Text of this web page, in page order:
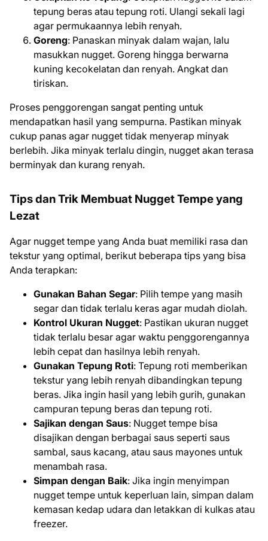
tepung beras atau tepung roti. Ulangi sekali lagi
agar permukaannya lebih renyah.
Goreng: Panaskan minyak dalam wajan, lalu
masukkan nugget. Goreng hingga berwarna
kuning kecokelatan dan renyah. Angkat dan
tiriskan.
Proses penggorengan sangat penting untuk
mendapatkan hasil yang sempurna. Pastikan minyak
cukup panas agar nugget tidak menyerap minyak
berlebih. Jika minyak terlalu dingin, nugget akan terasa
berminyak dan kurang renyah.
Tips dan Trik Membuat Nugget Tempe yang
Lezat
Agar nugget tempe yang Anda buat memiliki rasa dan
tekstur yang optimal, berikut beberapa tips yang bisa
Anda terapkan:
Gunakan Bahan Segar: Pilih tempe yang masih
segar dan tidak terlalu keras agar mudah diolah.
Kontrol Ukuran Nugget: Pastikan ukuran nugget
tidak terlalu besar agar waktu penggorengannya
lebih cepat dan hasilnya lebih renyah.
Gunakan Tepung Roti: Tepung roti memberikan
tekstur yang lebih renyah dibandingkan tepung
beras. Jika ingin hasil yang lebih gurih, gunakan
campuran tepung beras dan tepung roti.
Sajikan dengan Saus: Nugget tempe bisa
disajikan dengan berbagai saus seperti saus
sambal, saus kacang, atau saus mayones untuk
menambah rasa.
Simpan dengan Baik: Jika ingin menyimpan
nugget tempe untuk keperluan lain, simpan dalam
kemasan kedap udara dan letakkan di kulkas atau
freezer.